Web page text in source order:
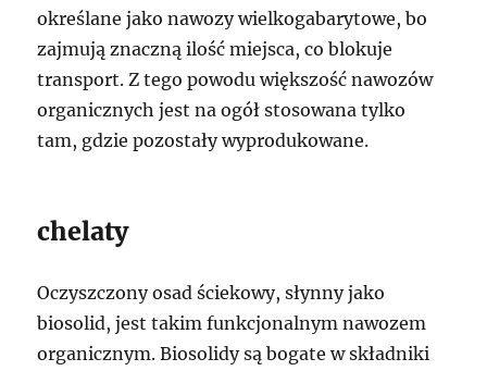
określane jako nawozy wielkogabarytowe, bo
zajmują znaczną ilość miejsca, co blokuje
transport. Z tego powodu większość nawozów
organicznych jest na ogół stosowana tylko
tam, gdzie pozostały wyprodukowane.
chelaty
Oczyszczony osad ściekowy, słynny jako
biosolid, jest takim funkcjonalnym nawozem
organicznym. Biosolidy są bogate w składniki